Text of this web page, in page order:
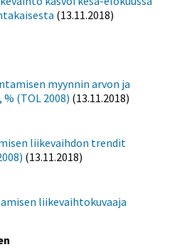
(13.11.2018)
myynnin arvon ja
(TOL 2008) (13.11.2018)
liikevaihdon trendit
(13.11.2018)
liikevaihtokuvaaja